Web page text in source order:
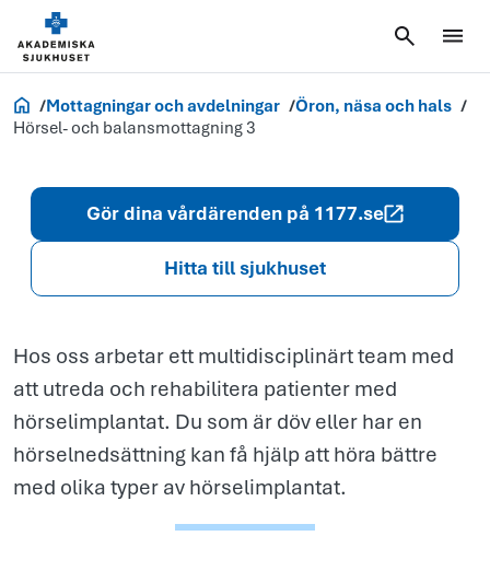
Akademiska.se
Mottagningar och avdelningar
Öron, näsa och hals
Hörsel- och balansmottagning 3
3
Gör dina vårdärenden på 1177.se
Hitta till sjukhuset
Hos oss arbetar ett multidisciplinärt team med
att utreda och rehabilitera patienter med
hörselimplantat. Du som är döv eller har en
hörselnedsättning kan få hjälp att höra bättre
med olika typer av hörselimplantat.